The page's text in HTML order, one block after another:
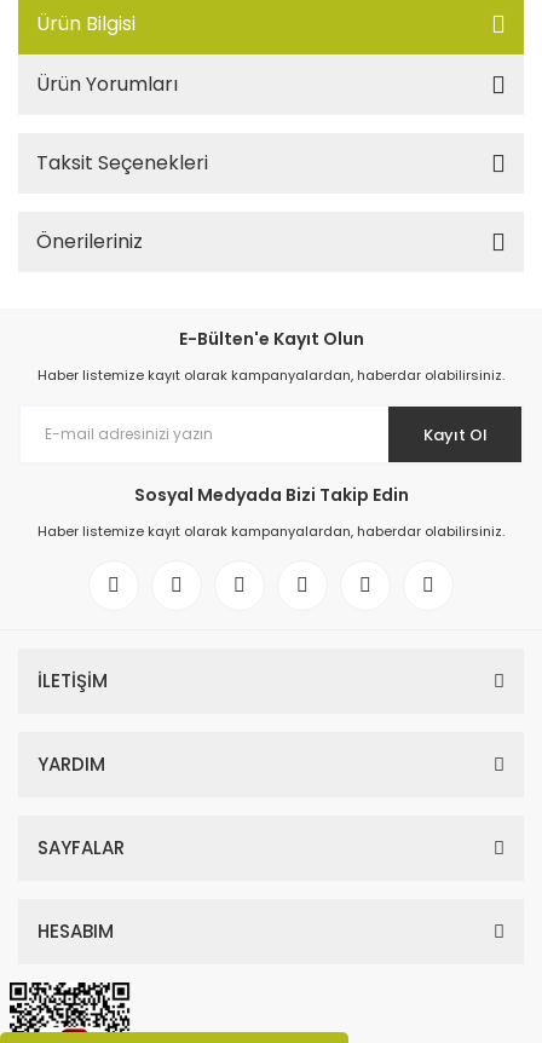
Ürün Bilgisi
Ürün Yorumları
Taksit Seçenekleri
Önerileriniz
E-Bülten'e Kayıt Olun
Haber listemize kayıt olarak kampanyalardan, haberdar olabilirsiniz.
Kayıt Ol
Sosyal Medyada Bizi Takip Edin
Haber listemize kayıt olarak kampanyalardan, haberdar olabilirsiniz.
İLETİŞİM
YARDIM
SAYFALAR
HESABIM